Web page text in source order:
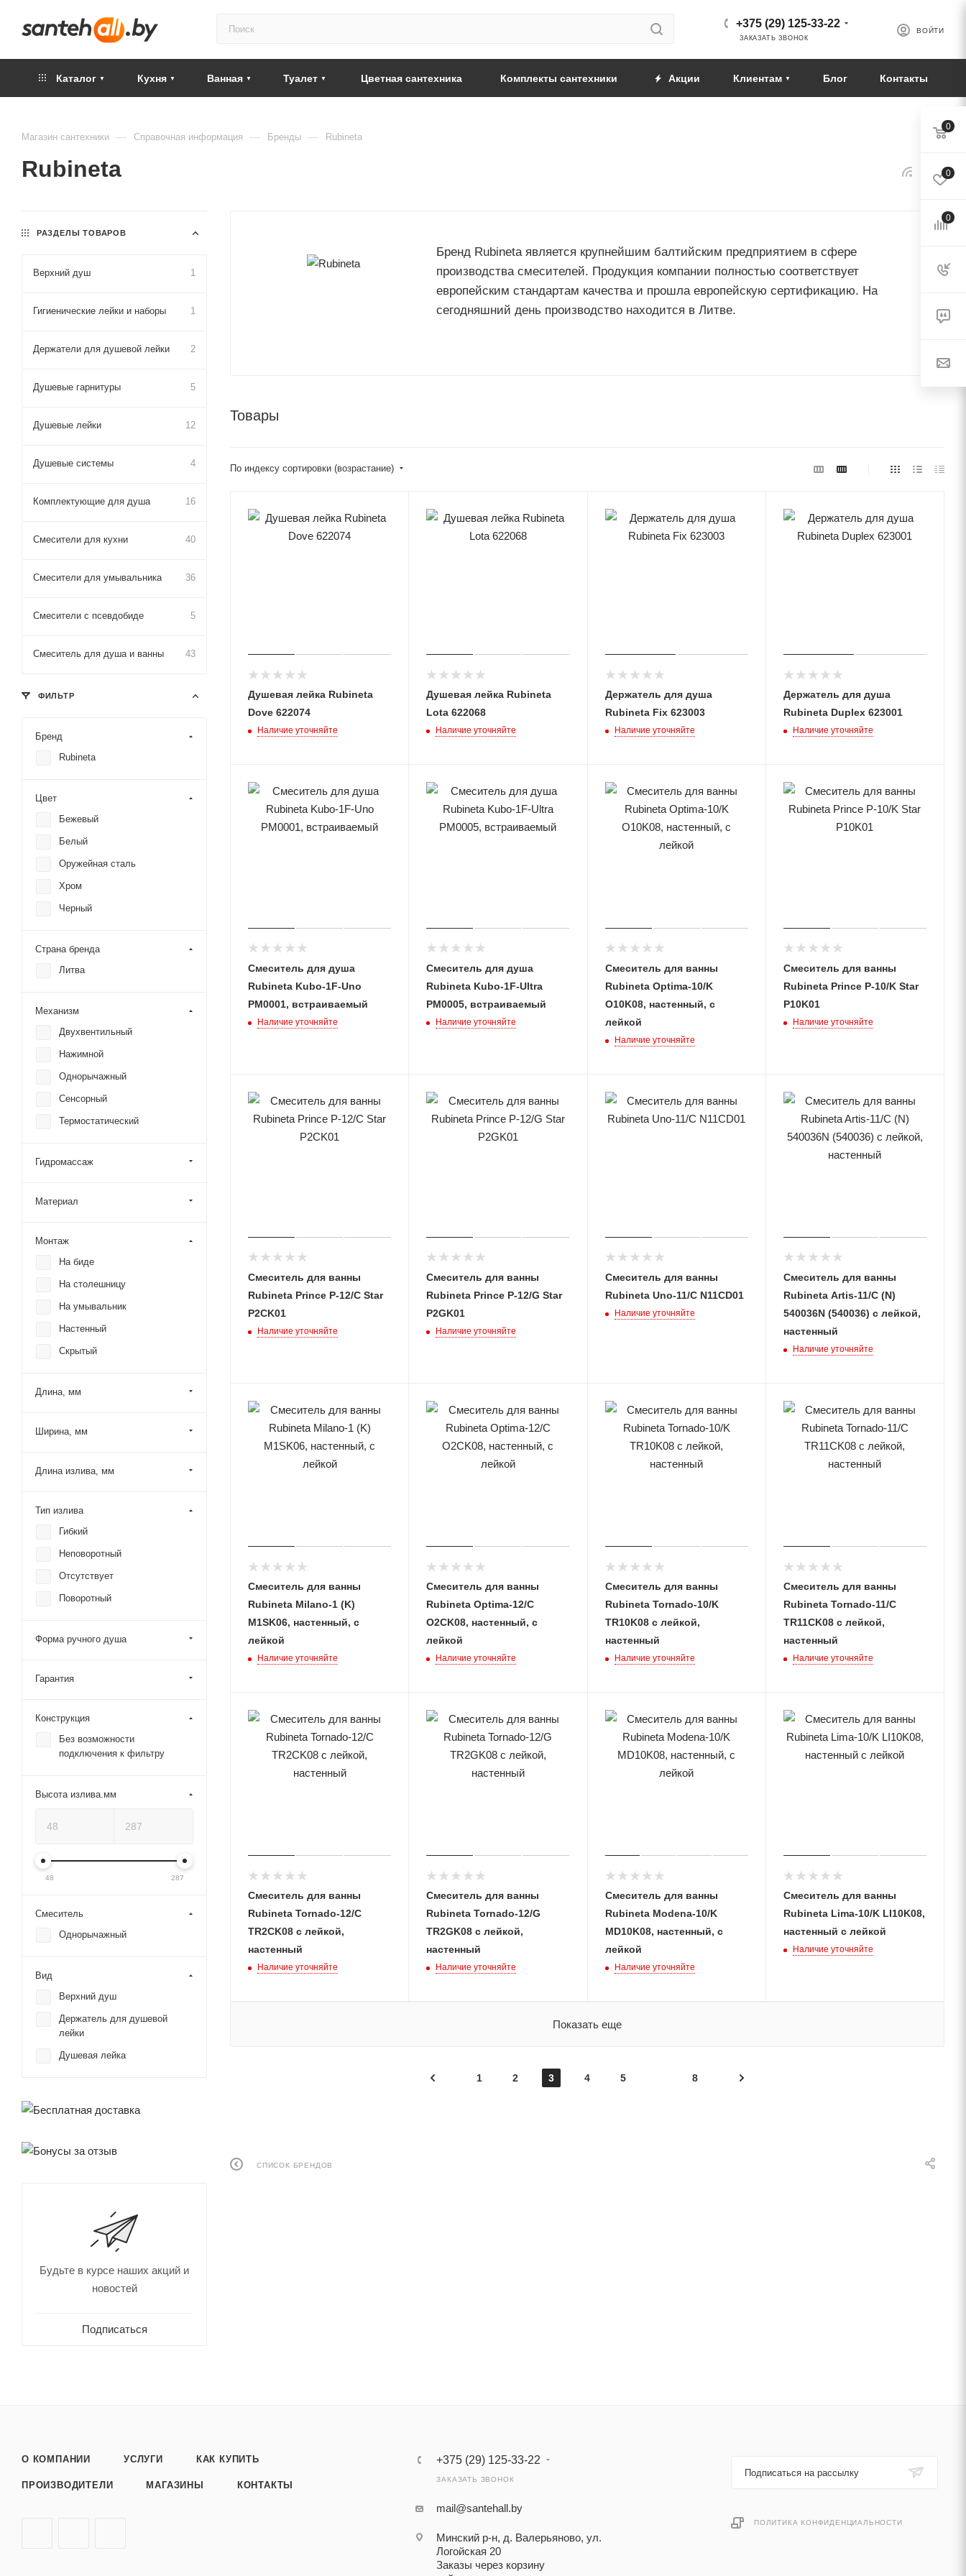
ВОЙТИ
+375 (29) 125-33-22
ЗАКАЗАТЬ ЗВОНОК
Каталог Кухня Ванная Туалет Цветная сантехника Комплекты сантехники Акции Клиентам Блог Контакты
Магазин сантехники — Справочная информация — Бренды — Rubineta
Rubineta
Бренд Rubineta является крупнейшим балтийским предприятием в сфере
производства смесителей. Продукция компании полностью соответствует
европейским стандартам качества и прошла европейскую сертификацию. На
сегодняшний день производство находится в Литве.
Товары
По индексу сортировки (возрастание)
Душевая лейка Rubineta
Dove 622074
Наличие уточняйте
Душевая лейка Rubineta
Lota 622068
Наличие уточняйте
Держатель для душа
Rubineta Fix 623003
Наличие уточняйте
Держатель для душа
Rubineta Duplex 623001
Наличие уточняйте
Смеситель для душа
Rubineta Kubo-1F-Uno
PM0001, встраиваемый
Наличие уточняйте
Смеситель для душа
Rubineta Kubo-1F-Ultra
PM0005, встраиваемый
Наличие уточняйте
Смеситель для ванны
Rubineta Optima-10/K
O10K08, настенный, с
лейкой
Наличие уточняйте
Смеситель для ванны
Rubineta Prince P-10/K Star
P10K01
Наличие уточняйте
Смеситель для ванны
Rubineta Prince P-12/C Star
P2CK01
Наличие уточняйте
Смеситель для ванны
Rubineta Prince P-12/G Star
P2GK01
Наличие уточняйте
Смеситель для ванны
Rubineta Uno-11/C N11CD01
Наличие уточняйте
Смеситель для ванны
Rubineta Artis-11/C (N)
540036N (540036) с лейкой,
настенный
Наличие уточняйте
Смеситель для ванны
Rubineta Milano-1 (K)
M1SK06, настенный, с
лейкой
Наличие уточняйте
Смеситель для ванны
Rubineta Optima-12/C
O2CK08, настенный, с
лейкой
Наличие уточняйте
Смеситель для ванны
Rubineta Tornado-10/K
TR10K08 с лейкой,
настенный
Наличие уточняйте
Смеситель для ванны
Rubineta Tornado-11/C
TR11CK08 с лейкой,
настенный
Наличие уточняйте
Смеситель для ванны
Rubineta Tornado-12/C
TR2CK08 с лейкой,
настенный
Наличие уточняйте
Смеситель для ванны
Rubineta Tornado-12/G
TR2GK08 с лейкой,
настенный
Наличие уточняйте
Смеситель для ванны
Rubineta Modena-10/K
MD10K08, настенный, с
лейкой
Наличие уточняйте
Смеситель для ванны
Rubineta Lima-10/K LI10K08,
настенный с лейкой
Наличие уточняйте
Показать еще
1 2 3 4 5 8
СПИСОК БРЕНДОВ
РАЗДЕЛЫ ТОВАРОВ
Верхний душ 1
Гигиенические лейки и наборы 1
Держатели для душевой лейки 2
Душевые гарнитуры 5
Душевые лейки 12
Душевые системы 4
Комплектующие для душа 16
Смесители для кухни 40
Смесители для умывальника 36
Смесители с псевдобиде 5
Смеситель для душа и ванны 43
ФИЛЬТР
Бренд
Rubineta
Цвет
Бежевый
Белый
Оружейная сталь
Хром
Черный
Страна бренда
Литва
Механизм
Двухвентильный
Нажимной
Однорычажный
Сенсорный
Термостатический
Гидромассаж
Материал
Монтаж
На биде
На столешницу
На умывальник
Настенный
Скрытый
Длина, мм
Ширина, мм
Длина излива, мм
Тип излива
Гибкий
Неповоротный
Отсутствует
Поворотный
Форма ручного душа
Гарантия
Конструкция
Без возможности
подключения к фильтру
Высота излива.мм
48 287
Смеситель
Однорычажный
Вид
Верхний душ
Держатель для душевой
лейки
Душевая лейка
Будьте в курсе наших акций и
новостей
Подписаться
О КОМПАНИИ УСЛУГИ КАК КУПИТЬ
ПРОИЗВОДИТЕЛИ МАГАЗИНЫ КОНТАКТЫ
+375 (29) 125-33-22
ЗАКАЗАТЬ ЗВОНОК
mail@santehall.by
Минский р-н, д. Валерьяново, ул.
Логойская 20
Заказы через корзину
Подписаться на рассылку
ПОЛИТИКА КОНФИДЕНЦИАЛЬНОСТИ
0
0
0